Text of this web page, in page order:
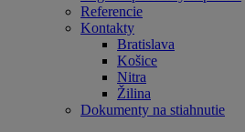
Referencie
Kontakty
Bratislava
Košice
Nitra
Žilina
Dokumenty na stiahnutie